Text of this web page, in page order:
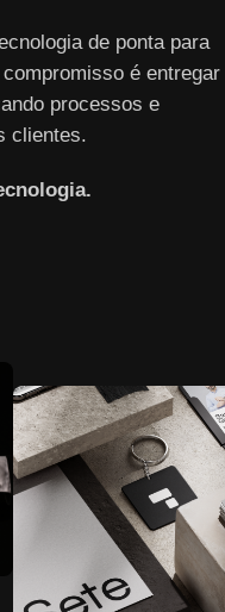
de ponta para
é entregar
processos e
clientes.